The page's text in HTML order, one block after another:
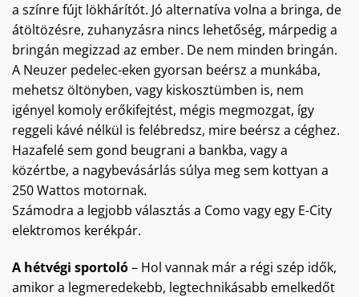
a színre fújt lökhárítót. Jó alternatíva volna a bringa, de
átöltözésre, zuhanyzásra nincs lehetőség, márpedig a
bringán megizzad az ember. De nem minden bringán.
A Neuzer pedelec-eken gyorsan beérsz a munkába,
mehetsz öltönyben, vagy kiskosztümben is, nem
igényel komoly erőkifejtést, mégis megmozgat, így
reggeli kávé nélkül is felébredsz, mire beérsz a céghez.
Hazafelé sem gond beugrani a bankba, vagy a
közértbe, a nagybevásárlás súlya meg sem kottyan a
250 Wattos motornak.
Számodra a legjobb választás a Como vagy egy E-City
elektromos kerékpár.
A hétvégi sportoló– Hol vannak már a régi szép idők,
amikor a legmeredekebb, legtechnikásabb emelkedőt